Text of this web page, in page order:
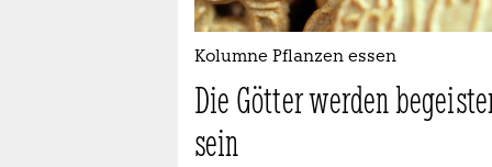
Kolumne Pflanzen essen
Die Götter werden
sein